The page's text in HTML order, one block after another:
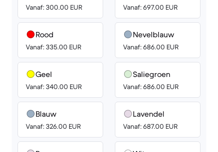
Vanaf: 300.00 EUR
Rood
Vanaf: 335.00 EUR
Geel
Vanaf: 340.00 EUR
Blauw
Vanaf: 326.00 EUR
Vanaf: 697.00 EUR
Nevelblauw
Vanaf: 686.00 EUR
Saliegroen
Vanaf: 686.00 EUR
Lavendel
Vanaf: 687.00 EUR